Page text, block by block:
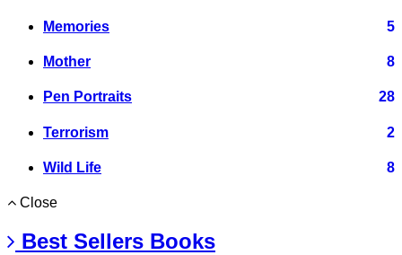
Memories 5
Mother 8
Pen Portraits 28
Terrorism 2
Wild Life 8
Close
Best Sellers Books